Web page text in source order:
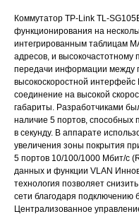
Коммутатор TP-Link TL-
функционирования на
интегрированным таблицам
адресов, и высокочастотному
передачи информации между
высокоскоростной
соединение на высокой
габариты. Разработчиками
наличие 5 портов, способных
в секунду. В аппарате
увеличения зоны покрытия
5 портов 10/100/1000 Мбит/с
данных и функции VLAN
технология позволяет
сети благодаря подключению
Централизованное